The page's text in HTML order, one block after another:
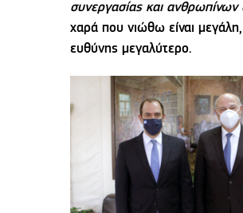
συνεργασίας και ανθρωπίνων
χαρά που νιώθω είναι
ευθύνης μεγαλύτερο.